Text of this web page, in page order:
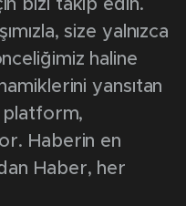
bizi takip edin.
size yalnızca
haline
yansıtan
platform,
Haberin en
Haber, her